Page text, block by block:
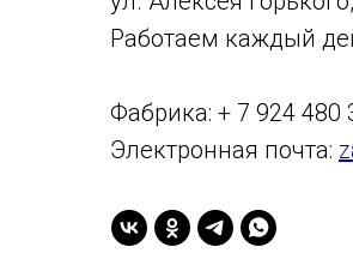
Работаем каждый
Фабрика: + 7 924 480
Электронная почта: